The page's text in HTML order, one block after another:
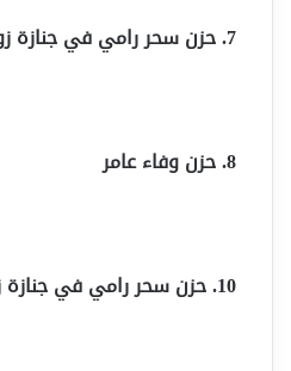
7. حزن سحر رامي في جنازة زوجها حسين الإمام
8. حزن وفاء عامر
10. حزن سحر رامي في جنازة زوجها حسين الإمام